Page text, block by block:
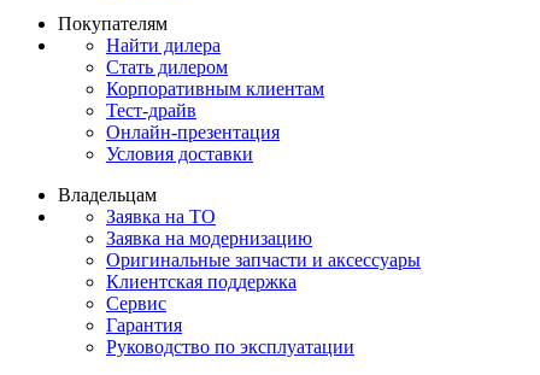
Покупателям
Найти дилера
Стать дилером
Корпоративным клиентам
Тест-драйв
Онлайн-презентация
Условия доставки
Владельцам
Заявка на ТО
Заявка на модернизацию
Оригинальные запчасти и аксессуары
Клиентская поддержка
Сервис
Гарантия
Руководство по эксплуатации